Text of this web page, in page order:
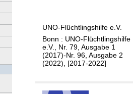
l
l
UNO-Flüchtlingshilfe e.V.
Bonn : UNO-Flüchtlingshilfe
e.V., Nr. 79, Ausgabe 1
(2017)-Nr. 96, Ausgabe 2
(2022), [2017-2022]